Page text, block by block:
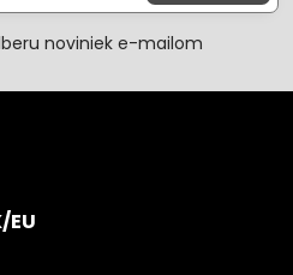
noviniek e-mailom